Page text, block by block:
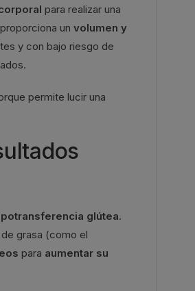
para realizar una
un volumen y
y con bajo riesgo de
permite lucir una
glútea.
grasa (como el
para aumentar su